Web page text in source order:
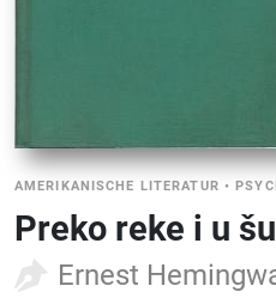
AMERIKANISCHE LITERATUR •
Preko reke i u
Ernest